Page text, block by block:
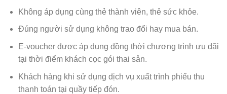
Không áp dụng cùng thẻ thành viên, thẻ sức khỏe.
Đúng người sử dụng không trao đổi hay mua bán.
E-voucher được áp dụng đồng thời chương trình ưu đãi
tại thời điểm khách cọc gói thai sản.
Khách hàng khi sử dụng dịch vụ xuất trình phiếu thu
thanh toán tại quầy tiếp đón.